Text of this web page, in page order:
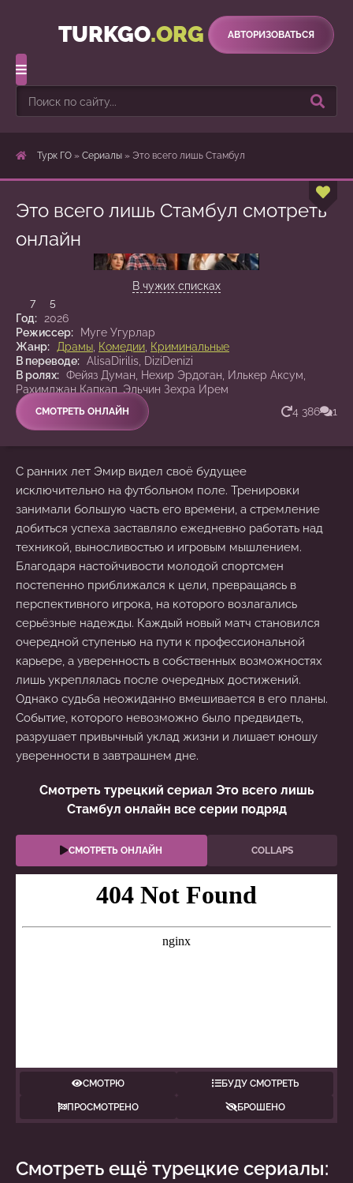
TURKGO.ORG АВТОРИЗОВАТЬСЯ
Турк ГО » Сериалы » Это всего лишь Стамбул
Это всего лишь Стамбул смотреть
онлайн
1 сезон 8 серия
В чужих списках
7
5
Год:
2026
Режиссер:
Муге Угурлар
Жанр:
Драмы Комедии Криминальные
В переводе: AlisaDirilis, DiziDenizi
В ролях: Фейяз Думан, Нехир Эрдоган, Илькер Аксум,
Рахимджан Капкап, Эльчин Зехра Ирем
СМОТРЕТЬ ОНЛАЙН 4 386 1
С ранних лет Эмир видел своё будущее
исключительно на футбольном поле. Тренировки
занимали большую часть его времени, а стремление
добиться успеха заставляло ежедневно работать над
техникой, выносливостью и игровым мышлением.
Благодаря настойчивости молодой спортсмен
постепенно приближался к цели, превращаясь в
перспективного игрока, на которого возлагались
серьёзные надежды. Каждый новый матч становился
очередной ступенью на пути к профессиональной
карьере, а уверенность в собственных возможностях
лишь укреплялась после очередных достижений.
Однако судьба неожиданно вмешивается в его планы.
Событие, которого невозможно было предвидеть,
разрушает привычный уклад жизни и лишает юношу
уверенности в завтрашнем дне.
Смотреть турецкий сериал Это всего лишь
Стамбул онлайн все серии подряд
СМОТРЕТЬ ОНЛАЙН COLLAPS
СМОТРЮ БУДУ СМОТРЕТЬ
ПРОСМОТРЕНО БРОШЕНО
Смотреть ещё турецкие сериалы:
Листопад
тобой